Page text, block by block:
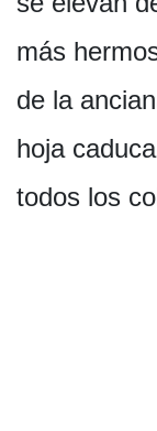
más
de la
hoja
todos los